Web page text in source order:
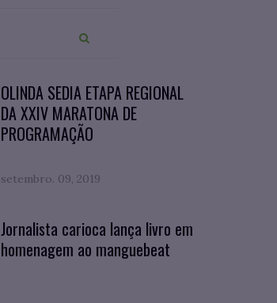
OLINDA SEDIA ETAPA REGIONAL
DA XXIV MARATONA DE
PROGRAMAÇÃO
setembro. 09, 2019
Jornalista carioca lança livro em
homenagem ao manguebeat